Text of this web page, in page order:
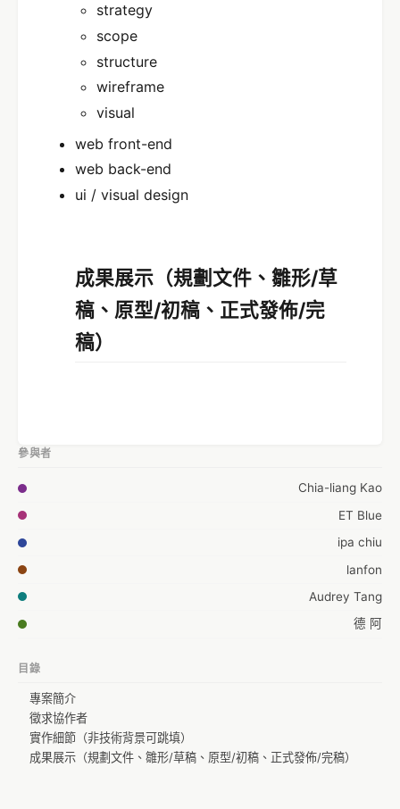
strategy
scope
structure
wireframe
visual
web front-end
web back-end
ui / visual design
成果展示（規劃文件、雛形/草
稿、原型/初稿、正式發佈/完
稿）
參與者
Chia-liang Kao
ET Blue
ipa chiu
lanfon
Audrey Tang
德 阿
目錄
專案簡介
徵求協作者
實作細節（非技術背景可跳填）
成果展示（規劃文件、雛形/草稿、原型/初稿、正式發佈/完稿）